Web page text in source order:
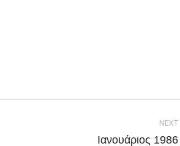
NEXT
Ιανουάριος 1986